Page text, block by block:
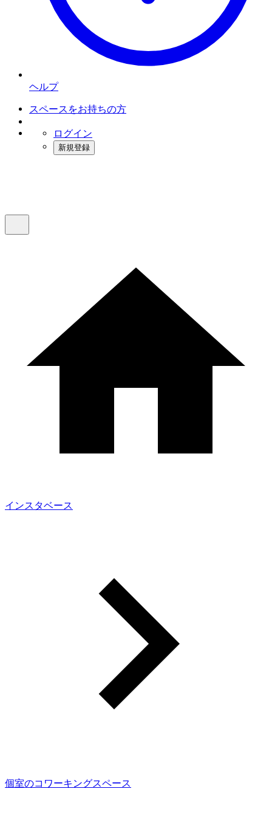
ヘルプ
スペースをお持ちの方
ログイン
新規登録
インスタベース
個室のコワーキングスペース